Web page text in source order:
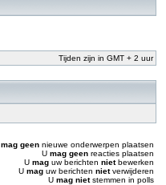
Tijden zijn in GMT + 2 uur
mag geen nieuwe onderwerpen plaatsen
U mag geen reacties plaatsen
U mag uw berichten nietbewerken
U mag uw berichten nietverwijderen
U mag nietstemmen in polls